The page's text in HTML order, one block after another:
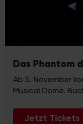
Das Phantom
Ab 5. November
Musical Dome.
Jetzt Tickets